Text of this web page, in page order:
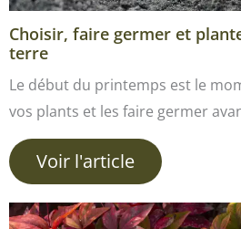
Choisir, faire germer et
terre
Le début du printemps est le
vos plants et les faire germer
Voir l'article